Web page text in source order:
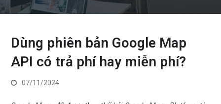
Dùng phiên bản Google Map
API có trả phí hay miễn phí?
07/11/2024